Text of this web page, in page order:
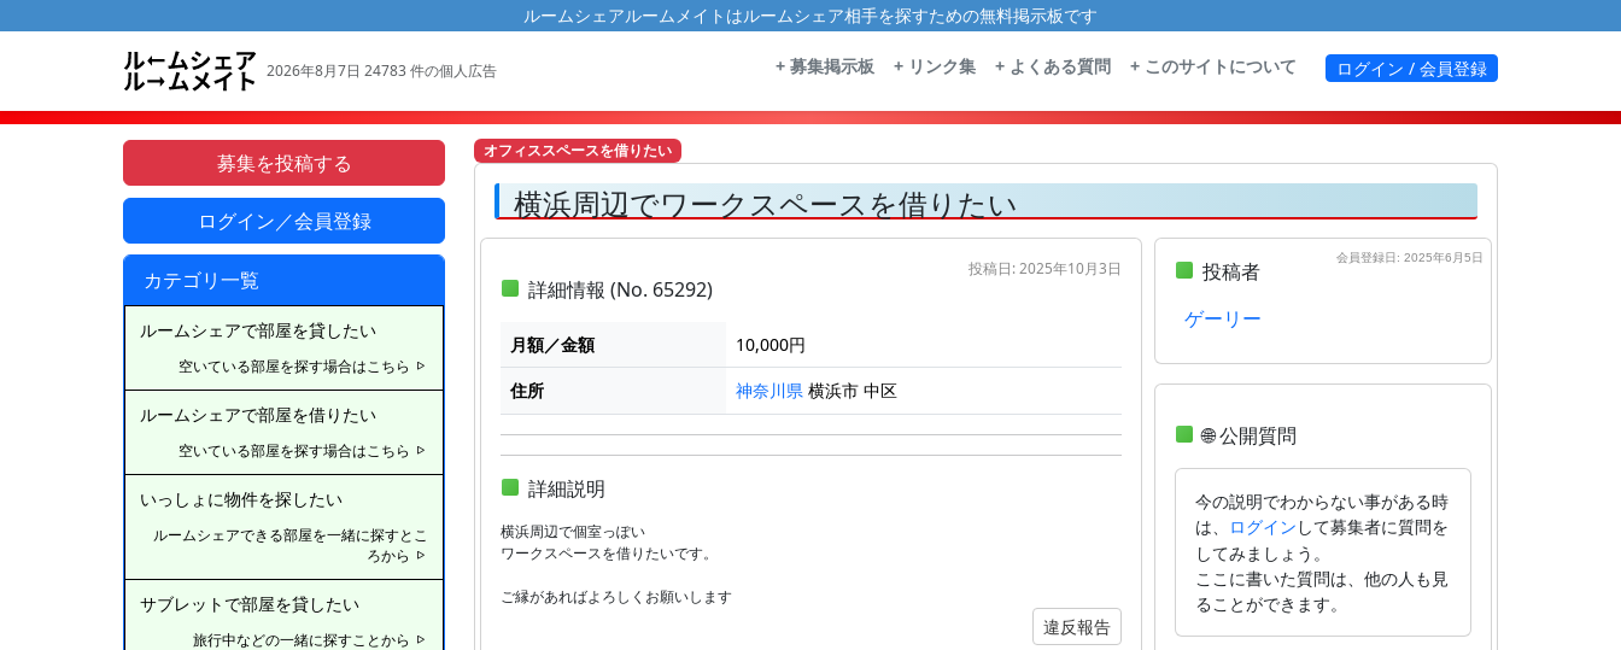
ルームシェアルームメイトはルームシェア相手を探すための無料掲示板です
2026年8月7日 24783 件の個人広告 + 募集掲示板 + リンク集 + よくある質問 + このサイトについて ログイン / 会員登録
募集を投稿する
ログイン／会員登録
カテゴリ一覧
ルームシェアで部屋を貸したい
空いている部屋を探す場合はこちら
ルームシェアで部屋を借りたい
空いている部屋を探す場合はこちら
いっしょに物件を探したい
ルームシェアできる部屋を一緒に探すとこ
ろから
サブレットで部屋を貸したい
旅行中などの一緒に探すことから
オフィススペースを借りたい
横浜周辺でワークスペースを借りたい
投稿日: 2025年10月3日
詳細情報 (No. 65292)
月額／金額
10,000円
住所
神奈川県 横浜市 中区
詳細説明
横浜周辺で個室っぽい
ワークスペースを借りたいです。
ご縁があればよろしくお願いします
違反報告
会員登録日: 2025年6月5日
投稿者
ゲーリー
🌐 公開質問
今の説明でわからない事がある時
は、
ログイン して募集者に質問を
してみましょう。
ここに書いた質問は、他の人も見
ることができます。